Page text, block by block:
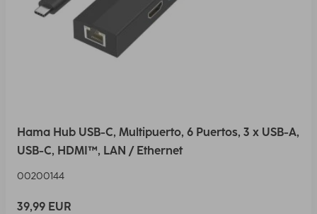
Hama Hub USB-C, Multipuerto, 6 Puertos, 3 x USB-A,
USB-C, HDMI™, LAN / Ethernet
00200144
39,99 EUR